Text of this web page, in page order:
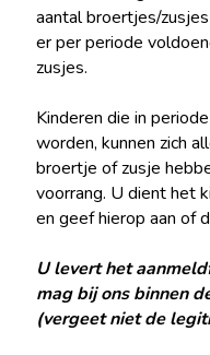
aantal broertjes/
er per periode
zusjes.
Kinderen die in
worden, kunnen zich
broertje of zusje
voorrang. U dient het
en geef hierop aan of
U levert het
mag bij ons binnen
(vergeet niet de